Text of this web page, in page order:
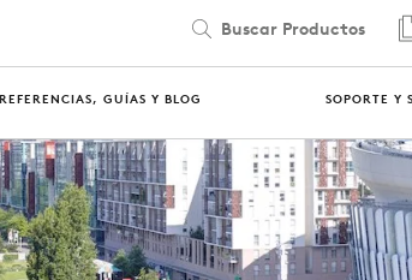
REFERENCIAS, GUÍAS Y BLOG SOPORTE Y
Buscar Productos